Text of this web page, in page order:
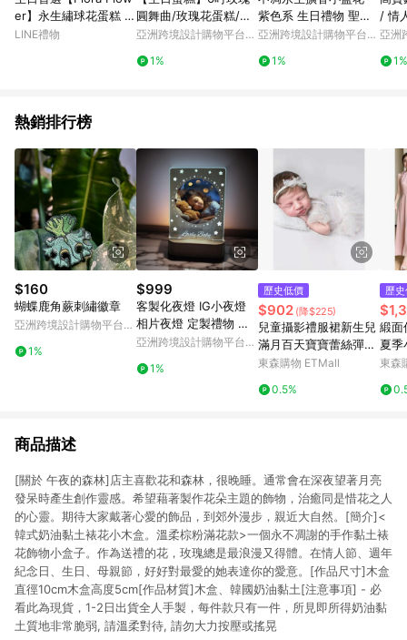
er】永生繡球花蛋糕 -
初荷紅 (僅觀賞,不可食
LINE禮物
圓舞曲/玫瑰花蛋糕/生
日蛋糕/5天後發/免運
亞洲跨境設計購物平台
1%
紫色系 生日禮物 聖誕
禮物
亞洲跨境設計購物平台
1%
/ 情
亞洲
1%
熱銷排行榜
$160
蝴蝶鹿角蕨刺繡徽章
亞洲跨境設計購物平台
1%
$999
客製化夜燈 IG小夜燈
相片夜燈 定製禮物 星
星小夜燈
亞洲跨境設計購物平台
1%
歷史低價
$902 (降$225)
兒童攝影禮服裙新生兒
滿月百天寶寶蕾絲彈力
禮服套裝影樓攝影道具
東森購物 ETMall
0.5%
歷
緞面
夏季
裙女
東森
商品描述
[關於 午夜的森林]店主喜歡花和森林，很晚睡。通常會在深夜望著月亮
發呆時產生創作靈感。希望藉著製作花朵主題的飾物，治癒同是惜花之人
的心靈。期待大家戴著心愛的飾品，到郊外漫步，親近大自然。[簡介]<
韓式奶油黏土裱花小木盒。溫柔棕粉滿花款>一個永不凋謝的手作黏土裱
花飾物小盒子。作為送禮的花，玫瑰總是最浪漫又得體。在情人節、週年
紀念日、生日、母親節，好好對最愛的她表達你的愛意。[作品尺寸]木盒
直徑10cm木盒高度5cm[作品材質]木盒、韓國奶油黏土[注意事項] - 必
看此為現貨，1-2日出貨全人手製，每件款只有一件，所見即所得奶油黏
土質地非常脆弱, 請溫柔對待, 請勿大力按壓或搖晃